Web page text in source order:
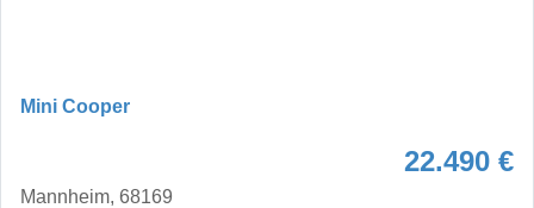
Mini Cooper
22.490 €
Mannheim, 68169